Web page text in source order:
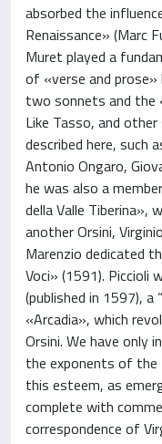
absorbed the
Renaissance» (Marc
Muret played a
of «verse and
two sonnets and the
Like Tasso, and
described here, such
Antonio Ongaro,
he was also a
della Valle Tiberina»,
another Orsini,
Marenzio dedicated
Voci» (1591). Piccioli
(published in 1597), a
«Arcadia», which
Orsini. We have only
the exponents of the
this esteem, as
complete with
correspondence of